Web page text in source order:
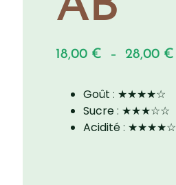
18,00 € – 28,00 €
Goût : ★★★★☆
Sucre : ★★★☆☆
Acidité : ★★★★☆